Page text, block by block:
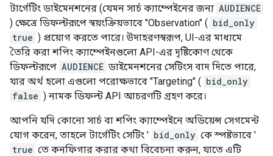
টার্গেটিং ডাইমেনশনের (যেমন সার্চ ক্যাম্পেইনের জন্য AUDIENCE
) ক্ষেত্রে ডিফল্টরূপে স্বয়ংক্রিয়ভাবে "Observation" ( bid_only
true ) প্রয়োগ করতে পারে। উদাহরণস্বরূপ, UI-এর মাধ্যমে
তৈরি করা শপিং ক্যাম্পেইনগুলো API-এর দৃষ্টিকোণ থেকে
ডিফল্টরূপে AUDIENCE ডাইমেনশনের সেটিংস বাদ দিতে পারে,
যার অর্থ হলো এগুলো পরোক্ষভাবে "Targeting" ( bid_only
false ) নামক ডিফল্ট API আচরণটি গ্রহণ করে।
আপনি যদি কোনো সার্চ বা শপিং ক্যাম্পেইনে অডিয়েন্স সেগমেন্ট
যোগ করেন, তাহলে টার্গেটিং সেটিং ' bid_only কে স্পষ্টভাবে '
true তে কনফিগার করার কথা বিবেচনা করুন, যাতে এটি